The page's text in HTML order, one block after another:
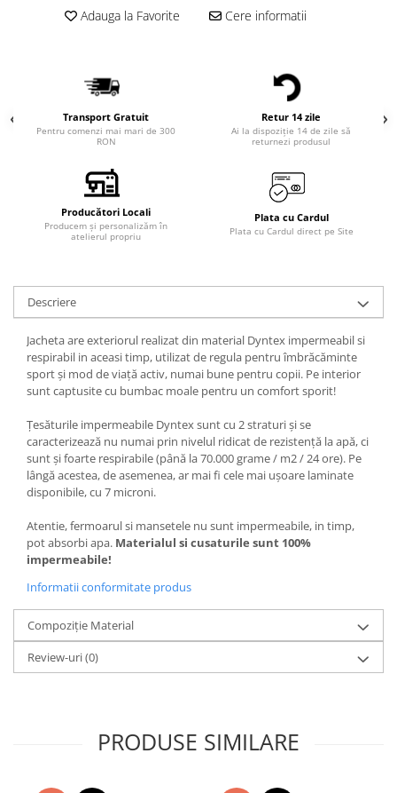
Adauga la Favorite Cere informatii
Transport Gratuit
Pentru comenzi mai mari de 300
RON
Retur 14 zile
Ai la dispoziție 14 de zile să
returnezi produsul
Producători Locali
Producem și personalizăm în
atelierul propriu
Plata cu Cardul
Plata cu Cardul direct pe Site
Descriere
Jachetaare exteriorul realizat din material Dyntex impermeabil si
respirabil in aceasi timp, utilizat de regula pentru îmbrăcăminte
sport și mod de viață activ, numai bune pentru copii. Pe interior
sunt captusite cu bumbac moale pentru un comfort sporit!
Țesăturile impermeabile Dyntex sunt cu 2 straturi și se
caracterizează nu numai prin nivelul ridicat de rezistență la apă, ci
sunt și foarte respirabile (până la 70.000 grame / m2 / 24 ore). Pe
lângă acestea, de asemenea, ar mai fi cele mai ușoare laminate
disponibile, cu 7 microni.
Atentie, fermoarul si mansetele nu sunt impermeabile, in timp,
pot absorbi apa. Materialul si cusaturile sunt 100%
impermeabile!
Informatii conformitate produs
Compoziție Material
Review-uri(0)
PRODUSE SIMILARE